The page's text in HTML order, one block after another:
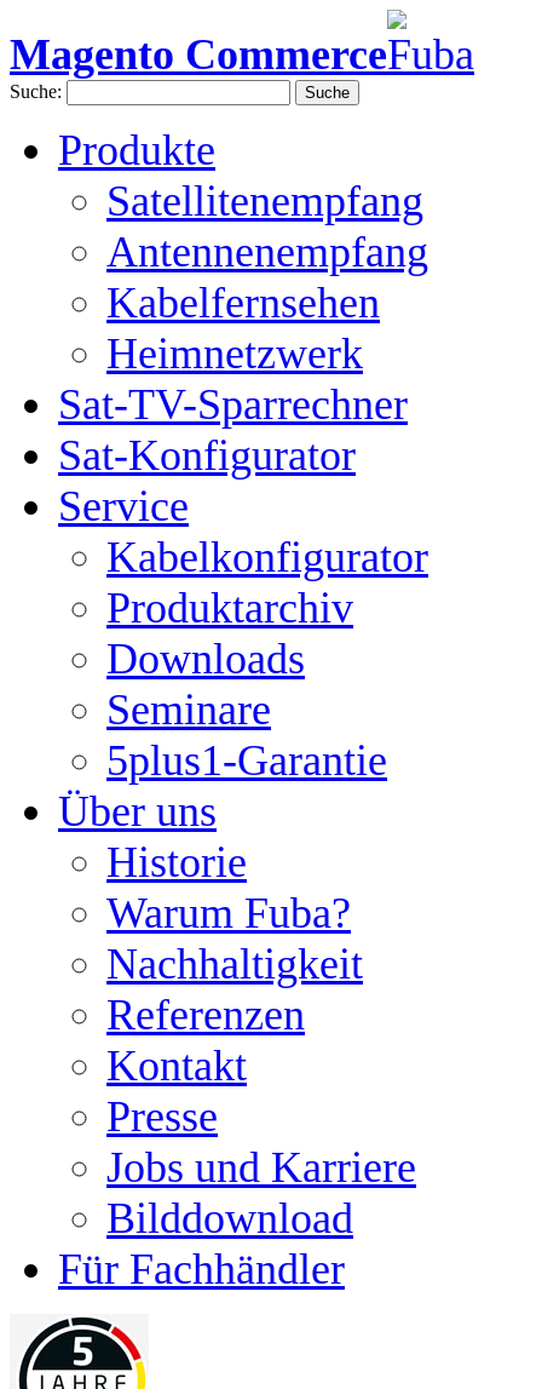
Magento Commerce
Suche: Suche
Produkte
Satellitenempfang
Antennenempfang
Kabelfernsehen
Heimnetzwerk
Sat-TV-Sparrechner
Sat-Konfigurator
Service
Kabelkonfigurator
Produktarchiv
Downloads
Seminare
5plus1-Garantie
Über uns
Historie
Warum Fuba?
Nachhaltigkeit
Referenzen
Kontakt
Presse
Jobs und Karriere
Bilddownload
Für Fachhändler